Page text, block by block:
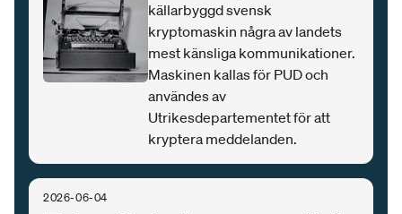
källarbyggd svensk
kryptomaskin några av landets
mest känsliga kommunikationer.
Maskinen kallas för PUD och
användes av
Utrikesdepartementet för att
kryptera meddelanden.
2026-06-04